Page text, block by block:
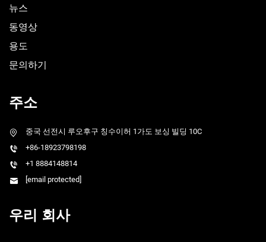
뉴스
동영상
용도
문의하기
주소
중국 선전시 루오후구 칭수이허 1가도 보싱 빌딩 10C
+86-18923798198
+1 8884148814
[email protected]
우리 회사